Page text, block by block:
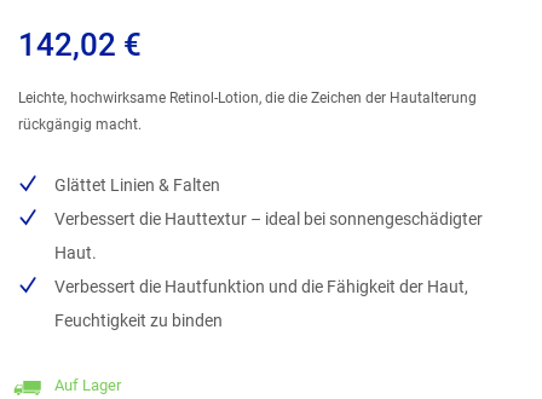
142,02 €
Leichte, hochwirksame Retinol-Lotion, die die Zeichen der Hautalterung
rückgängig macht.
Glättet Linien & Falten
Verbessert die Hauttextur – ideal bei sonnengeschädigter
Haut.
Verbessert die Hautfunktion und die Fähigkeit der Haut,
Feuchtigkeit zu binden
Auf Lager